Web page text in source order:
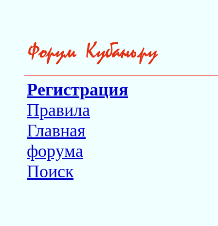
Регистрация
Правила
Главная
форума
Поиск